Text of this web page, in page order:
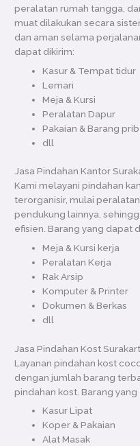
peralatan rumah tangga,
muat dilakukan secara
dan aman selama
dapat dikirim:
Kasur & Tempat tidur
Lemari
Meja & Kursi
Peralatan Dapur
Pakaian & Barang
dll
Jasa Pindahan Kantor
Kami melayani pindahan
terorganisir, mulai
pendukung lainnya,
efisien. Barang yang dapat
Meja & Kursi kerja
Peralatan Kerja
Rak Arsip
Komputer & Printer
Dokumen & Berkas
dll
Jasa Pindahan Kost
Layanan pindahan kost
dengan jumlah barang
pindahan kost. Barang
Kasur Lipat
Koper & Pakaian
Alat Masak